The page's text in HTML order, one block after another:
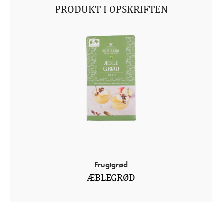
PRODUKT I OPSKRIFTEN
Frugtgrød
ÆBLEGRØD